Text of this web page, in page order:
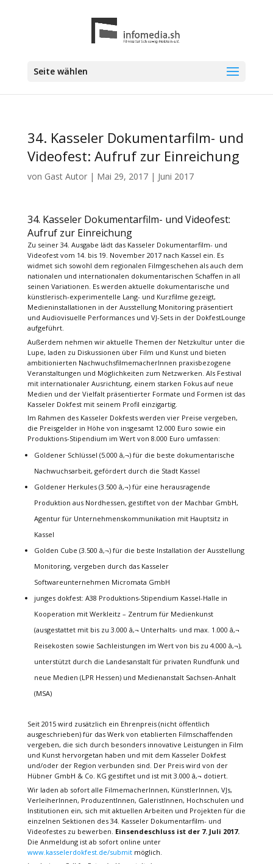
Seite wählen
34. Kasseler Dokumentarfilm- und
Videofest: Aufruf zur Einreichung
von Gast Autor| Mai 29, 2017| Juni 2017
34. Kasseler Dokumentarfilm- und Videofest:
Aufruf zur Einreichung
Zu seiner 34. Ausgabe lädt das Kasseler Dokumentarfilm- und
Videofest vom 14. bis 19. November 2017 nach Kassel ein. Es
widmet sich sowohl dem regionalen Filmgeschehen als auch dem
nationalen und internationalen dokumentarischen Schaffen in all
seinen Variationen. Es werden aktuelle dokumentarische und
künstlerisch-experimentelle Lang- und Kurzfilme gezeigt,
Medieninstallationen in der Ausstellung Monitoring präsentiert
und Audiovisuelle Performances und VJ-Sets in der DokfestLounge
aufgeführt.
Außerdem nehmen wir aktuelle Themen der Netzkultur unter die
Lupe, laden zu Diskussionen über Film und Kunst und bieten
ambitionierten NachwuchsfilmemacherInnen praxisbezogene
Veranstaltungen und Möglichkeiten zum Netzwerken. Als Festival
mit internationaler Ausrichtung, einem starken Fokus auf neue
Medien und der Vielfalt präsentierter Formate und Formen ist das
Kasseler Dokfest mit seinem Profil einzigartig.
Im Rahmen des Kasseler Dokfests werden vier Preise vergeben,
die Preisgelder in Höhe von insgesamt 12.000 Euro sowie ein
Produktions-Stipendium im Wert von 8.000 Euro umfassen:
Goldener Schlüssel (5.000 â‚¬) für die beste dokumentarische
Nachwuchsarbeit, gefördert durch die Stadt Kassel
Goldener Herkules (3.500 â‚¬) für eine herausragende
Produktion aus Nordhessen, gestiftet von der Machbar GmbH,
Agentur für Unternehmenskommunikation mit Hauptsitz in
Kassel
Golden Cube (3.500 â‚¬) für die beste Installation der Ausstellung
Monitoring, vergeben durch das Kasseler
Softwareunternehmen Micromata GmbH
junges dokfest: A38 Produktions-Stipendium Kassel-Halle in
Kooperation mit Werkleitz – Zentrum für Medienkunst
(ausgestattet mit bis zu 3.000 â‚¬ Unterhalts- und max. 1.000 â‚¬
Reisekosten sowie Sachleistungen im Wert von bis zu 4.000 â‚¬),
unterstützt durch die Landesanstalt für privaten Rundfunk und
neue Medien (LPR Hessen) und Medienanstalt Sachsen-Anhalt
(MSA)
Seit 2015 wird zusätzlich ein Ehrenpreis (nicht öffentlich
ausgeschrieben) für das Werk von etablierten Filmschaffenden
vergeben, die sich durch besonders innovative Leistungen in Film
und Kunst hervorgetan haben und mit dem Kasseler Dokfest
und/oder der Region verbunden sind. Der Preis wird von der
Hübner GmbH & Co. KG gestiftet und ist mit 3.000 â‚¬ dotiert.
Wir laden ab sofort alle FilmemacherInnen, KünstlerInnen, VJs,
VerleiherInnen, ProduzentInnen, GaleristInnen, Hochschulen und
Institutionen ein, sich mit aktuellen Arbeiten und Projekten für die
einzelnen Sektionen des 34. Kasseler Dokumentarfilm- und
Videofestes zu bewerben. Einsendeschluss ist der 7. Juli 2017.
Die Anmeldung ist ab sofort online unter
www.kasselerdokfest.de/submitmöglich.